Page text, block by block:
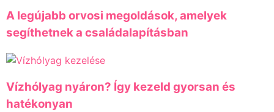
A legújabb orvosi megoldások, amelyek
segíthetnek a családalapításban
Vízhólyag nyáron? Így kezeld gyorsan és
hatékonyan